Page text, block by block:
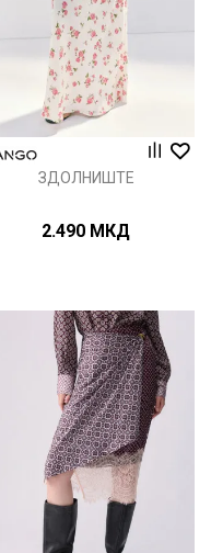
ЗДОЛНИШТЕ
2.490 МКД